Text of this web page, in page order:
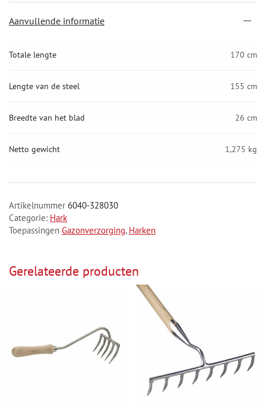
Aanvullende informatie
Totale lengte 170 cm
Lengte van de steel 155 cm
Breedte van het blad 26 cm
Netto gewicht 1,275 kg
Artikelnummer 6040-328030
Categorie: Hark
Toepassingen Gazonverzorging, Harken
Gerelateerde producten